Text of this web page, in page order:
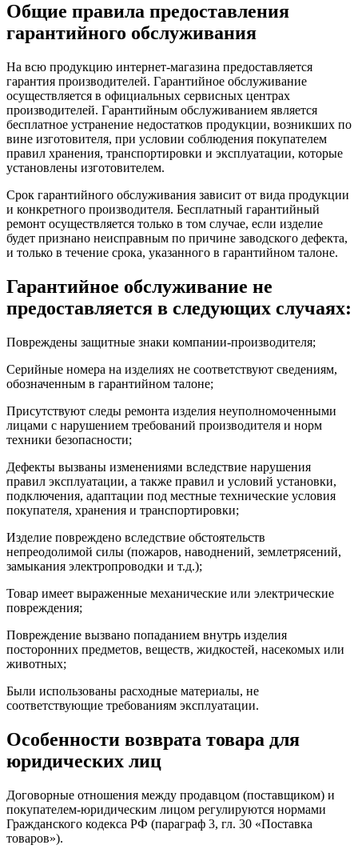
Общие правила предоставления
гарантийного обслуживания
На всю продукцию интернет-магазина предоставляется
гарантия производителей. Гарантийное обслуживание
осуществляется в официальных сервисных центрах
производителей. Гарантийным обслуживанием является
бесплатное устранение недостатков продукции, возникших по
вине изготовителя, при условии соблюдения покупателем
правил хранения, транспортировки и эксплуатации, которые
установлены изготовителем.
Срок гарантийного обслуживания зависит от вида продукции
и конкретного производителя. Бесплатный гарантийный
ремонт осуществляется только в том случае, если изделие
будет признано неисправным по причине заводского дефекта,
и только в течение срока, указанного в гарантийном талоне.
Гарантийное обслуживание не
предоставляется в следующих случаях:
Повреждены защитные знаки компании-производителя;
Серийные номера на изделиях не соответствуют сведениям,
обозначенным в гарантийном талоне;
Присутствуют следы ремонта изделия неуполномоченными
лицами с нарушением требований производителя и норм
техники безопасности;
Дефекты вызваны изменениями вследствие нарушения
правил эксплуатации, а также правил и условий установки,
подключения, адаптации под местные технические условия
покупателя, хранения и транспортировки;
Изделие повреждено вследствие обстоятельств
непреодолимой силы (пожаров, наводнений, землетрясений,
замыкания электропроводки и т.д.);
Товар имеет выраженные механические или электрические
повреждения;
Повреждение вызвано попаданием внутрь изделия
посторонних предметов, веществ, жидкостей, насекомых или
животных;
Были использованы расходные материалы, не
соответствующие требованиям эксплуатации.
Особенности возврата товара для
юридических лиц
Договорные отношения между продавцом (поставщиком) и
покупателем-юридическим лицом регулируются нормами
Гражданского кодекса РФ (параграф 3, гл. 30 «Поставка
товаров»).